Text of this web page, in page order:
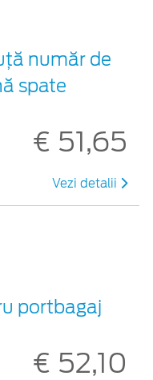
număr de
spate
€ 51,65
Vezi detalii
portbagaj
€ 52,10